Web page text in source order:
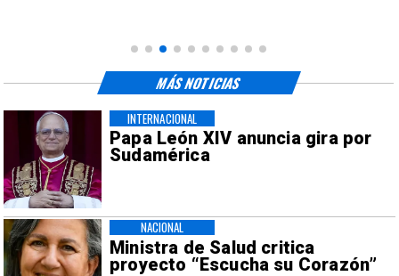
Papa León XIV anuncia gira por
Sudamérica
INTERNACIONAL
Ministra de Salud critica
proyecto “Escucha su Corazón”
NACIONAL
MÁS NOTICIAS